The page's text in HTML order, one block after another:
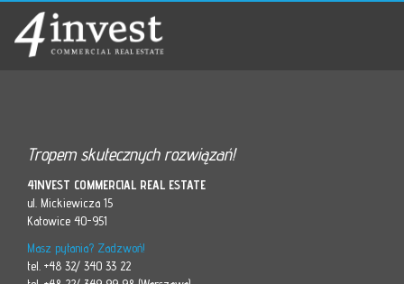
Tropem skutecznych rozwiązań!
4INVEST COMMERCIAL REAL ESTATE
ul. Mickiewicza 15
Katowice 40-951
Masz pytania? Zadzwoń!
tel. +48 32/ 340 33 22